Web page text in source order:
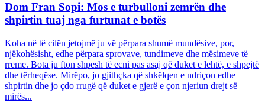
Dom Fran Sopi: Mos e turbulloni zemrën dhe
shpirtin tuaj nga furtunat e botës
Koha në të cilën jetojmë ju vë përpara shumë mundësive, por,
njëkohësisht, edhe përpara sprovave, tundimeve dhe mësimeve të
rreme. Bota ju fton shpesh të ecni pas asaj që duket e lehtë, e shpejtë
dhe tërheqëse. Mirëpo, jo gjithçka që shkëlqen e ndriçon edhe
shpirtin dhe jo çdo rrugë që duket e gjerë e çon njeriun drejt së
mirës...